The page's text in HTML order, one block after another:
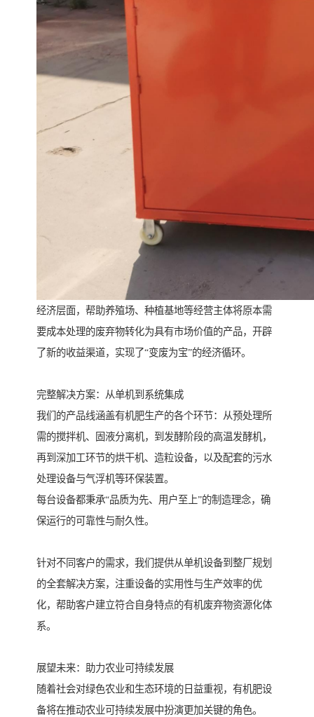
经济层面，帮助养殖场、种植基地等经营主体将原本需
要成本处理的废弃物转化为具有市场价值的产品，开辟
了新的收益渠道，实现了“变废为宝”的经济循环。
完整解决方案：从单机到系统集成
我们的产品线涵盖有机肥生产的各个环节：从预处理所
需的搅拌机、固液分离机，到发酵阶段的高温发酵机，
再到深加工环节的烘干机、造粒设备，以及配套的污水
处理设备与气浮机等环保装置。
每台设备都秉承“品质为先、用户至上”的制造理念，确
保运行的可靠性与耐久性。
针对不同客户的需求，我们提供从单机设备到整厂规划
的全套解决方案，注重设备的实用性与生产效率的优
化，帮助客户建立符合自身特点的有机废弃物资源化体
系。
展望未来：助力农业可持续发展
随着社会对绿色农业和生态环境的日益重视，有机肥设
备将在推动农业可持续发展中扮演更加关键的角色。